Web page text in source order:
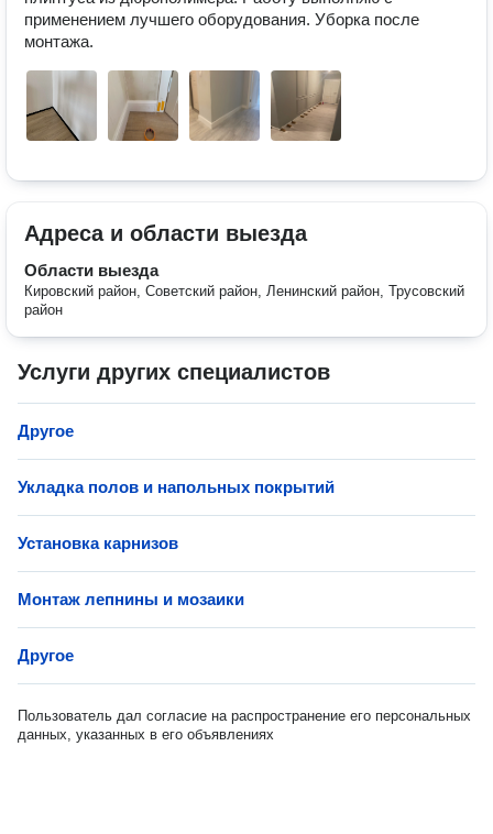
применением лучшего оборудования. Уборка после
монтажа.
Адреса и области выезда
Области выезда
Кировский район, Советский район, Ленинский район, Трусовский
район
Услуги других специалистов
Другое
Укладка полов и напольных покрытий
Установка карнизов
Монтаж лепнины и мозаики
Другое
Пользователь дал согласие на распространение его персональных
данных, указанных в его объявлениях